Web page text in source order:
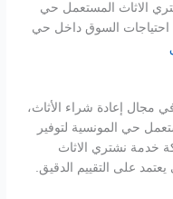
الاثاث المستعمل حي
احتياجات السوق داخل حي
إعادة شراء الأثاث،
حي المونسية لتوفير
خدمة نشتري الاثاث
على التقييم الدقيق.